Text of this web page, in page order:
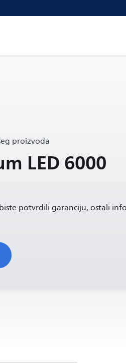
proizvoda
LED 6000
potvrdili garanciju, ostali